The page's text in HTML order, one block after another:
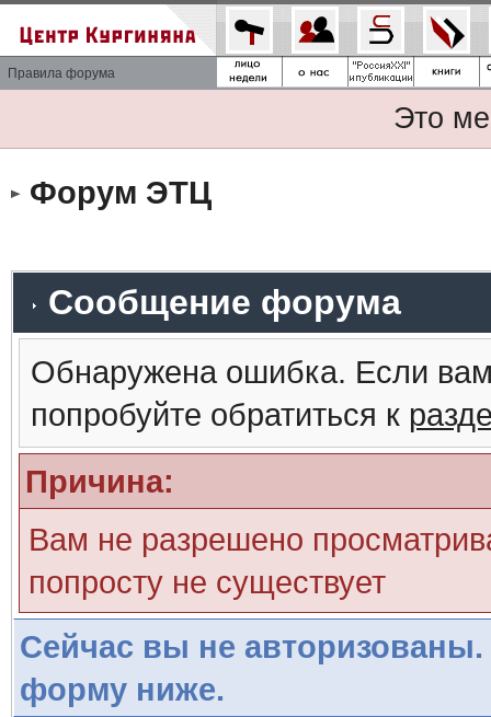
Правила форума
Это
Форум ЭТЦ
Сообщение форума
Обнаружена ошибка. Если
попробуйте обратиться к
Причина:
Вам не разрешено
попросту не существует
Сейчас вы не авторизованы.
форму ниже.